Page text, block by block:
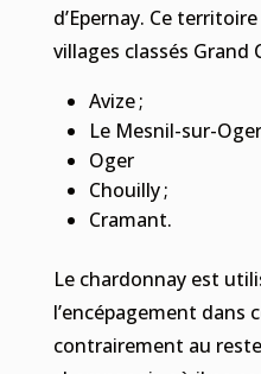
d’Epernay. Ce
villages classés Grand
Avize ;
Le Mesnil-sur-
Oger
Chouilly ;
Cramant.
Le chardonnay est
l’encépagement dans
contrairement au